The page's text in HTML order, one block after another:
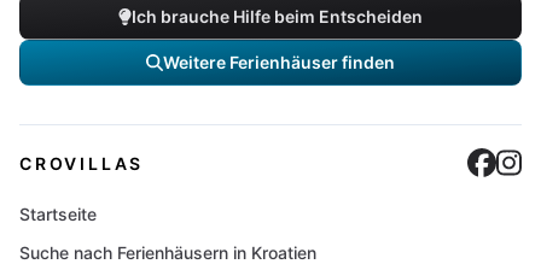
Ich brauche Hilfe beim Entscheiden
Weitere Ferienhäuser finden
CROVILLAS
Startseite
Suche nach Ferienhäusern in Kroatien